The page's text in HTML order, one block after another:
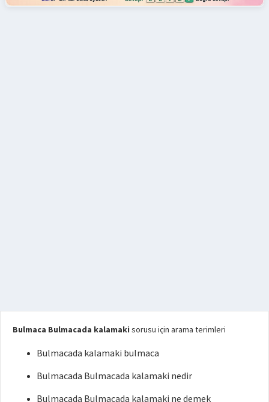
Bulmaca Bulmacada kalamaki sorusu için arama terimleri
Bulmacada kalamaki bulmaca
Bulmacada Bulmacada kalamaki nedir
Bulmacada Bulmacada kalamaki ne demek